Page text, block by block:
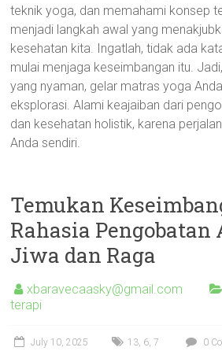
teknik yoga, dan memahami konsep
menjadi langkah awal yang
kesehatan kita. Ingatlah, tidak ada
mulai menjaga keseimbangan itu.
yang nyaman, gelar matras yoga
eksplorasi. Alami keajaiban dari
dan kesehatan holistik, karena
Anda sendiri.
Temukan
Rahasia
Jiwa dan Raga
xbaravecaasky@gmail.com
terapi
July 10, 2025 13, 6,7 0